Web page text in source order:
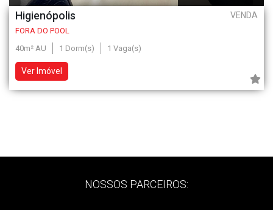
Higienópolis VENDA
FORA DO POOL
40m² AU
1 Dorm(s) 1 Vaga(s)
Ver Imóvel
NOSSOS PARCEIROS: